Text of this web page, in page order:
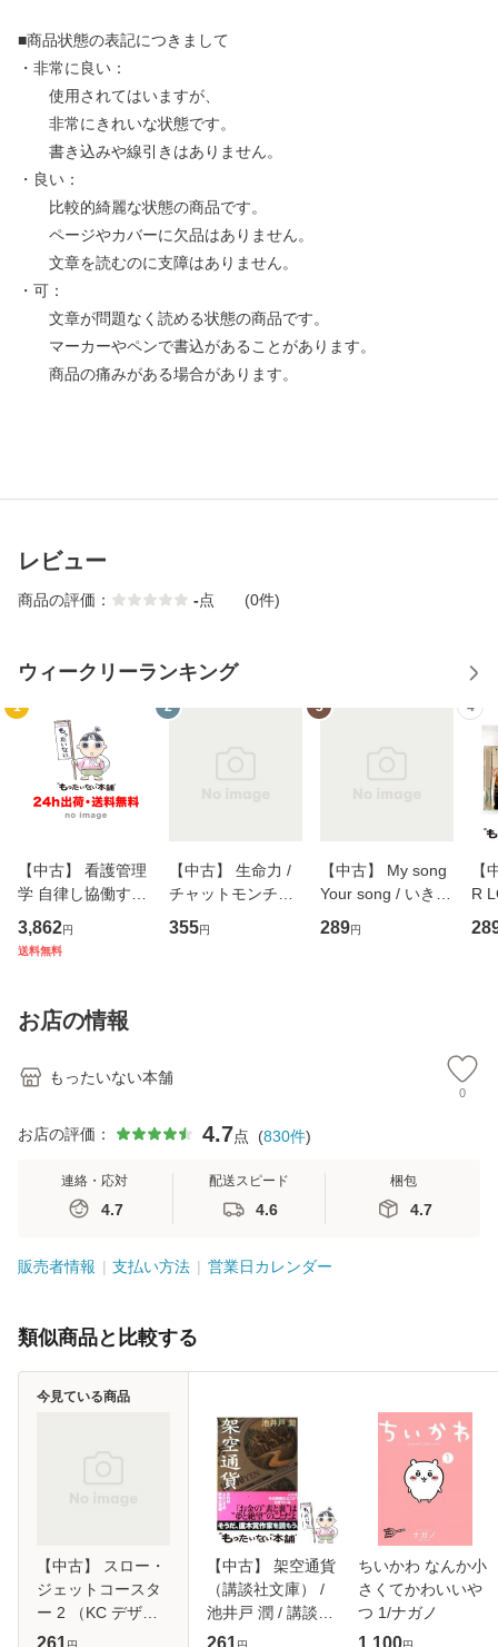
■商品状態の表記につきまして
・非常に良い：
使用されてはいますが、
非常にきれいな状態です。
書き込みや線引きはありません。
・良い：
比較的綺麗な状態の商品です。
ページやカバーに欠品はありません。
文章を読むのに支障はありません。
・可：
文章が問題なく読める状態の商品です。
マーカーやペンで書込があることがあります。
商品の痛みがある場合があります。
レビュー
商品の評価： -点 (0件)
ウィークリーランキング
1
【中古】 看護管理
学 自律し協働する
専門職の看護マネ
ジメントスキル 改
恵 藤本幸三 / 南江
堂 [単行
3,862円
送料無料
2
【中古】 生命力 /
チャットモンチー /
キューンレコード
[CD]【メール便送
355円
3
【中古】 My song
Your song / いきも
のがかり / [CD]
【メール便送料無
289円
4
【
R
産
お店の情報
もったいない本舗
0
お店の評価： 4.7点 (830件)
連絡・応対
4.7
配送スピード
4.6
梱包
4.7
販売者情報 支払い方法 営業日カレンダー
類似商品と比較する
【中古】 スロー・
ジェットコースタ
ー 2 （KC デザー
ト） / 佐倉 チカコ
261
今見ている商品
【中古】 架空通貨
（講談社文庫） /
池井戸 潤 / 講談社
[文庫]【メール便送
261
ちいかわ なんか小
さくてかわいいや
つ 1/ナガノ
1,100